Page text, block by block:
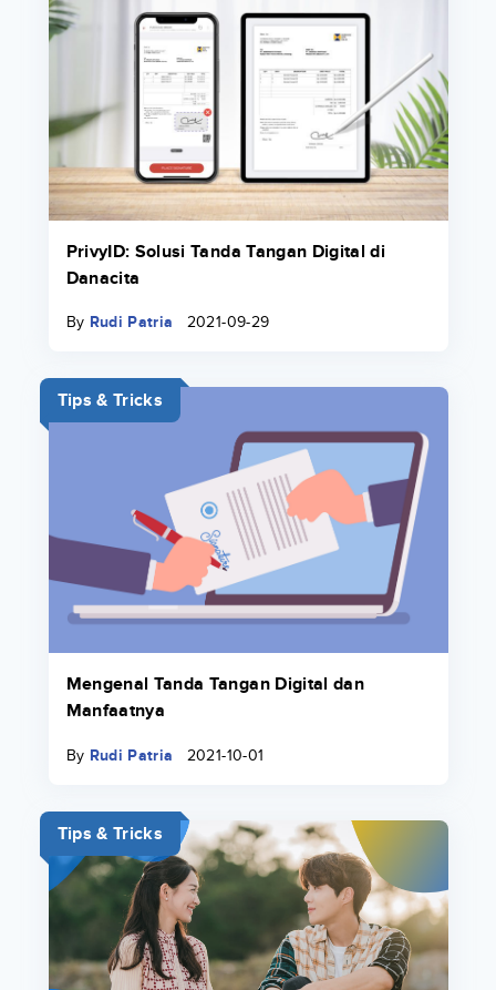
PrivyID: Solusi Tanda Tangan Digital di
Danacita
By Rudi Patria 2021-09-29
Tips & Tricks
Mengenal Tanda Tangan Digital dan
Manfaatnya
By Rudi Patria 2021-10-01
Tips & Tricks